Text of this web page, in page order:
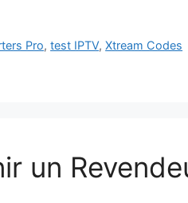
Pro,test IPTV,Xtream Codes
un